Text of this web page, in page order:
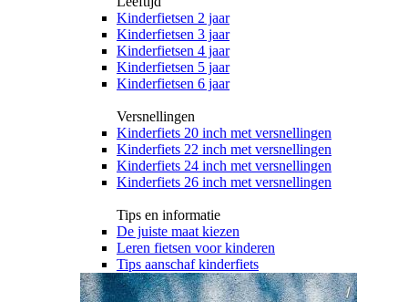
Kinderfietsen 2 jaar
Kinderfietsen 3 jaar
Kinderfietsen 4 jaar
Kinderfietsen 5 jaar
Kinderfietsen 6 jaar
Versnellingen
Kinderfiets 20 inch met versnellingen
Kinderfiets 22 inch met versnellingen
Kinderfiets 24 inch met versnellingen
Kinderfiets 26 inch met versnellingen
Tips en informatie
De juiste maat kiezen
Leren fietsen voor kinderen
Tips aanschaf kinderfiets